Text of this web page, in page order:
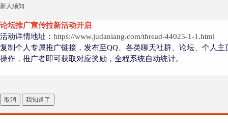
新人须知
论坛推广宣传拉新活动开启
活动详情地址： https://www.judaniang.com/thread-44025-1-1.html
复制个人专属推广链接，发布至QQ、各类聊天社群、论坛、个人
操作，推广者即可获取对应奖励，全程系统自动统计。
取消 我知道了